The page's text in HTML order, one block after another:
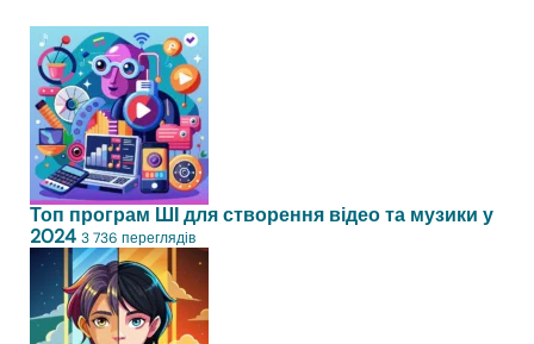
Топ програм ШІ для створення відео та музики у
2024 3 736 переглядів